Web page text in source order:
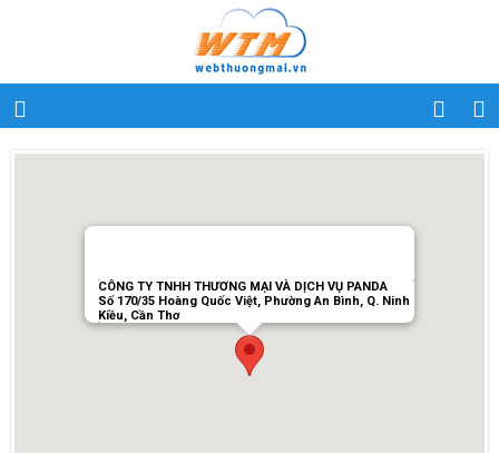
CÔNG TY TNHH THƯƠNG MẠI VÀ DỊCH VỤ PANDA
Số 170/35 Hoàng Quốc Việt, Phường An Bình, Q. Ninh
Kiều, Cần Thơ